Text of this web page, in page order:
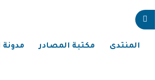
المنتدى مكتبة المصادر مدونة